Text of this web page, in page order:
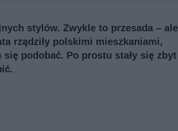
stylów. Zwykle to przesada – ale
rządziły polskimi mieszkaniami,
podobać. Po prostu stały się zbyt